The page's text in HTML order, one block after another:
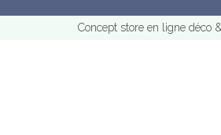
Concept store en ligne déco